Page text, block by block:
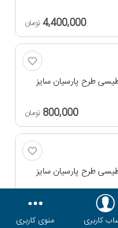
کاربری منوی کاربری
4,400,000تومان
طرح پارسیان سایز
800,000 تومان
طرح پارسیان سایز
تومان